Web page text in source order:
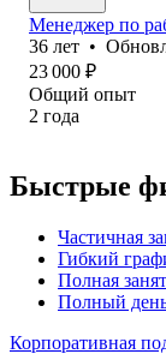
Менеджер по
36 лет •
23 000 ₽
Общий опыт
2 года
Быстрые
Частичная
Гибкий
Полная
Полный
Корпоративная